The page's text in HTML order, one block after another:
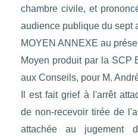
chambre civile, et
audience publique du sept
MOYEN ANNEXE au
Moyen produit par la SCP
aux Conseils, pour M.
Il est fait grief à l'arrêt
de non-recevoir tirée de
attachée au jugement